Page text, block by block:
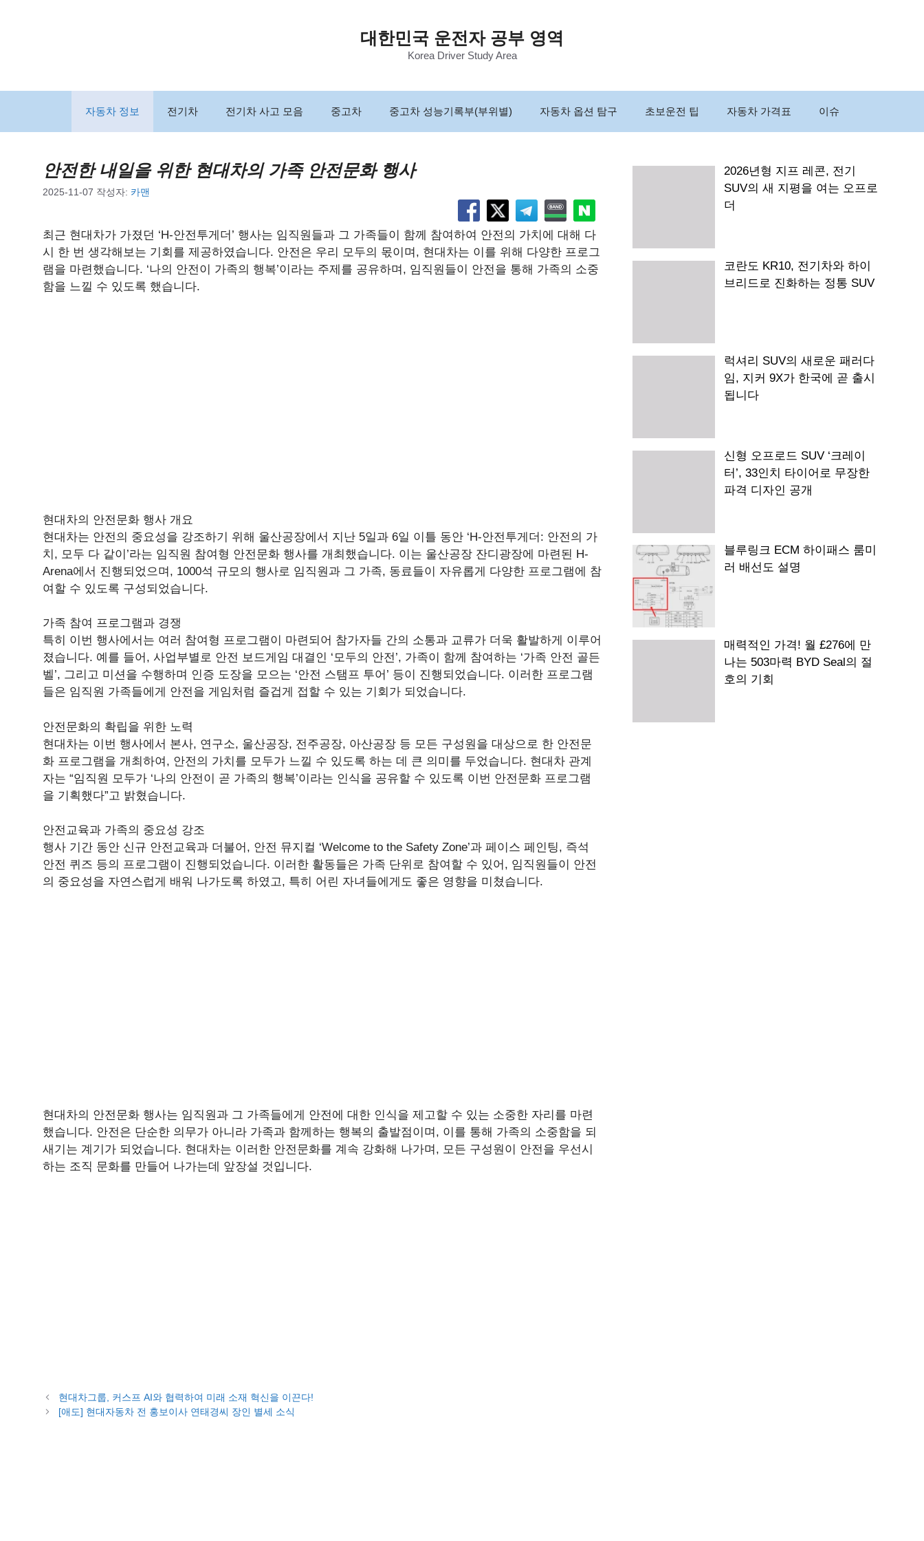
너
대한민국 운전자 공부 영역
Korea Driver Study Area
자동차 정보 전기차 전기차 사고 모음 중고차 중고차 성능기록부(부위별) 자동차 옵션 탐구 초보운전 팁 자동차 가격표 이슈
안전한 내일을 위한 현대차의 가족 안전문화 행사
2025-11-07 작성자: 카맨
최근 현대차가 가졌던 ‘H-안전투게더’ 행사는 임직원들과 그 가족들이 함께 참여하여 안전의 가치에 대해 다
시 한 번 생각해보는 기회를 제공하였습니다. 안전은 우리 모두의 몫이며, 현대차는 이를 위해 다양한 프로그
램을 마련했습니다. ‘나의 안전이 가족의 행복’이라는 주제를 공유하며, 임직원들이 안전을 통해 가족의 소중
함을 느낄 수 있도록 했습니다.
현대차의 안전문화 행사 개요
현대차는 안전의 중요성을 강조하기 위해 울산공장에서 지난 5일과 6일 이틀 동안 ‘H-안전투게더: 안전의 가
치, 모두 다 같이’라는 임직원 참여형 안전문화 행사를 개최했습니다. 이는 울산공장 잔디광장에 마련된 H-
Arena에서 진행되었으며, 1000석 규모의 행사로 임직원과 그 가족, 동료들이 자유롭게 다양한 프로그램에 참
여할 수 있도록 구성되었습니다.
가족 참여 프로그램과 경쟁
특히 이번 행사에서는 여러 참여형 프로그램이 마련되어 참가자들 간의 소통과 교류가 더욱 활발하게 이루어
졌습니다. 예를 들어, 사업부별로 안전 보드게임 대결인 ‘모두의 안전’, 가족이 함께 참여하는 ‘가족 안전 골든
벨’, 그리고 미션을 수행하며 인증 도장을 모으는 ‘안전 스탬프 투어’ 등이 진행되었습니다. 이러한 프로그램
들은 임직원 가족들에게 안전을 게임처럼 즐겁게 접할 수 있는 기회가 되었습니다.
안전문화의 확립을 위한 노력
현대차는 이번 행사에서 본사, 연구소, 울산공장, 전주공장, 아산공장 등 모든 구성원을 대상으로 한 안전문
화 프로그램을 개최하여, 안전의 가치를 모두가 느낄 수 있도록 하는 데 큰 의미를 두었습니다. 현대차 관계
자는 “임직원 모두가 ‘나의 안전이 곧 가족의 행복’이라는 인식을 공유할 수 있도록 이번 안전문화 프로그램
을 기획했다”고 밝혔습니다.
안전교육과 가족의 중요성 강조
행사 기간 동안 신규 안전교육과 더불어, 안전 뮤지컬 ‘Welcome to the Safety Zone’과 페이스 페인팅, 즉석
안전 퀴즈 등의 프로그램이 진행되었습니다. 이러한 활동들은 가족 단위로 참여할 수 있어, 임직원들이 안전
의 중요성을 자연스럽게 배워 나가도록 하였고, 특히 어린 자녀들에게도 좋은 영향을 미쳤습니다.
현대차의 안전문화 행사는 임직원과 그 가족들에게 안전에 대한 인식을 제고할 수 있는 소중한 자리를 마련
했습니다. 안전은 단순한 의무가 아니라 가족과 함께하는 행복의 출발점이며, 이를 통해 가족의 소중함을 되
새기는 계기가 되었습니다. 현대차는 이러한 안전문화를 계속 강화해 나가며, 모든 구성원이 안전을 우선시
하는 조직 문화를 만들어 나가는데 앞장설 것입니다.
현대차그룹, 커스프 AI와 협력하여 미래 소재 혁신을 이끈다!
[애도] 현대자동차 전 홍보이사 연태경씨 장인 별세 소식
2026년형 지프 레콘, 전기
SUV의 새 지평을 여는 오프로
더
코란도 KR10, 전기차와 하이
브리드로 진화하는 정통 SUV
럭셔리 SUV의 새로운 패러다
임, 지커 9X가 한국에 곧 출시
됩니다
신형 오프로드 SUV ‘크레이
터’, 33인치 타이어로 무장한
파격 디자인 공개
블루링크 ECM 하이패스 룸미
러 배선도 설명
매력적인 가격! 월 £276에 만
나는 503마력 BYD Seal의 절
호의 기회